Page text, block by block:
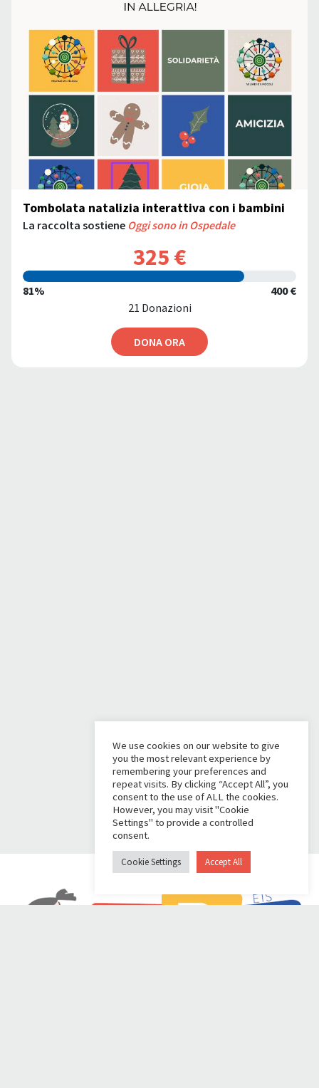
Tombolata natalizia interattiva con i bambini
La raccolta sostiene Oggi sono in Ospedale
325 €
81%
400 €
21 Donazioni
DONA ORA
We use cookies on our website to give
you the most relevant experience by
remembering your preferences and
repeat visits. By clicking “Accept All”, you
consent to the use of ALL the cookies.
However, you may visit "Cookie
Settings" to provide a controlled
consent.
Cookie Settings Accept All